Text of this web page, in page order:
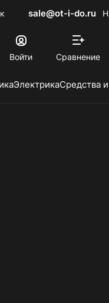
sale@ot-i-do.ru
Войти Сравнение
ЭлектрикаСредства